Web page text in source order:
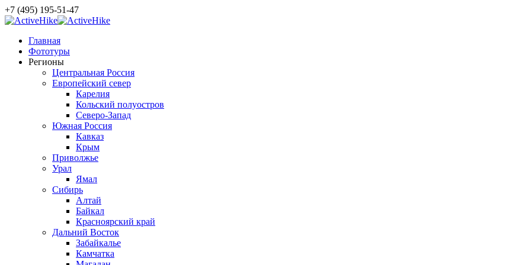
+7 (495) 195-51-47
Главная
Фототуры
Регионы
Центральная Россия
Европейский север
Карелия
Кольский полуостров
Северо-Запад
Южная Россия
Кавказ
Крым
Приволжье
Урал
Ямал
Сибирь
Алтай
Байкал
Красноярский край
Дальний Восток
Забайкалье
Камчатка